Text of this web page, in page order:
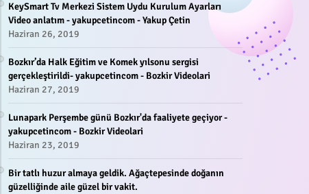
KeySmart Tv Merkezi Sistem Uydu Kurulum Ayarları
Video anlatım - yakupcetincom - Yakup Çetin
Haziran 26, 2019
Bozkır’da Halk Eğitim ve Komek yılsonu sergisi
gerçekleştirildi- yakupcetincom - Bozkir Videolari
Haziran 27, 2019
Lunapark Perşembe günü Bozkır'da faaliyete geçiyor -
yakupcetincom - Bozkir Videolari
Haziran 23, 2019
Bir tatlı huzur almaya geldik. Ağaçtepesinde doğanın
güzelliğinde aile güzel bir vakit.